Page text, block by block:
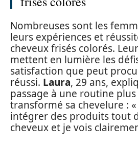
Nombreuses sont les
leurs expériences et
cheveux frisés colorés.
mettent en lumière les
satisfaction que peut
réussi. Laura, 29 ans,
passage à une routine
transformé sa chevelure : «
intégrer des produits tout
cheveux et je vois